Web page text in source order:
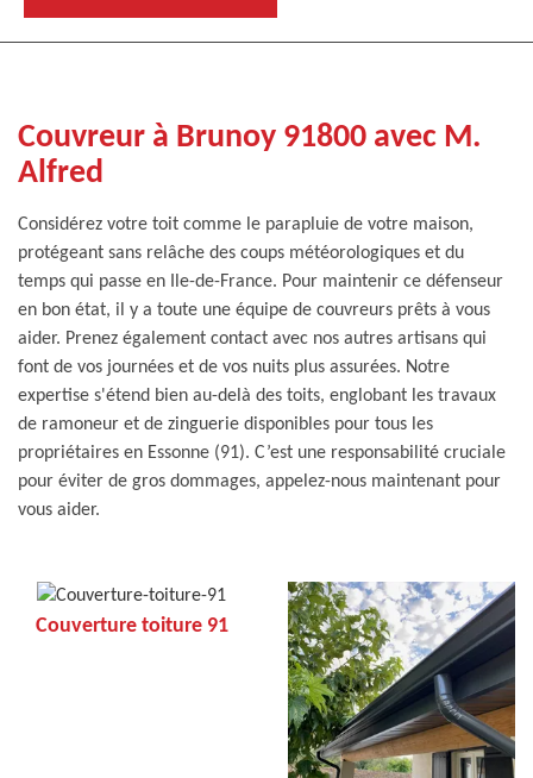
Couvreur à Brunoy 91800 avec M.
Alfred
Considérez votre toit comme le parapluie de votre maison,
protégeant sans relâche des coups météorologiques et du
temps qui passe en Ile-de-France. Pour maintenir ce défenseur
en bon état, il y a toute une équipe de couvreurs prêts à vous
aider. Prenez également contact avec nos autres artisans qui
font de vos journées et de vos nuits plus assurées. Notre
expertise s'étend bien au-delà des toits, englobant les travaux
de ramoneur et de zinguerie disponibles pour tous les
propriétaires en Essonne (91). C’est une responsabilité cruciale
pour éviter de gros dommages, appelez-nous maintenant pour
vous aider.
Couverture toiture 91